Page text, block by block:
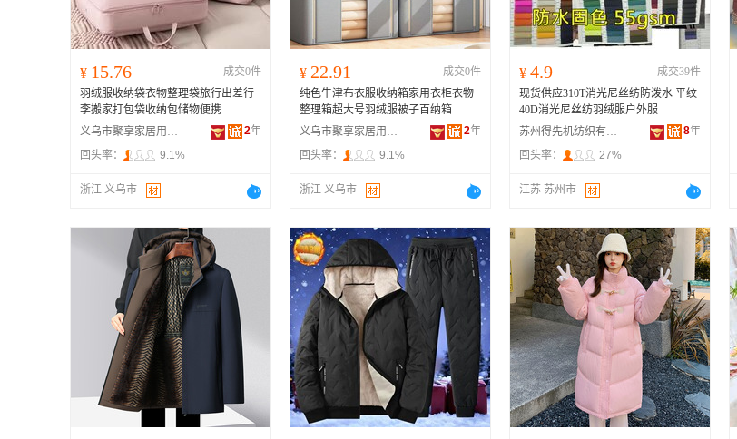
¥ 15.76
成交0件
羽绒服收纳袋衣物整理袋旅行出差行
李搬家打包袋收纳包储物便携
义乌市聚享家居用品有限公司
2年
回头率：
9.1%
浙江 义乌市
¥ 22.91
成交0件
纯色牛津布衣服收纳箱家用衣柜衣物
整理箱超大号羽绒服被子百纳箱
义乌市聚享家居用品有限公司
2年
回头率：
9.1%
浙江 义乌市
¥ 4.9
成交39件
现货供应310T消光尼丝纺防泼水 平纹
40D消光尼丝纺羽绒服户外服
苏州得先机纺织有限公司
8年
回头率：
27%
江苏 苏州市